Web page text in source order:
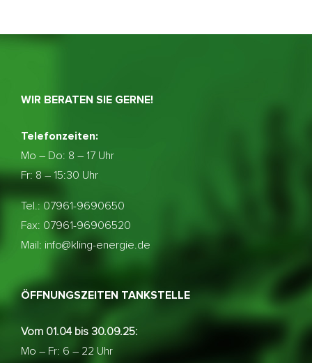
WIR BERATEN SIE GERNE!
Telefonzeiten:
Mo – Do: 8 – 17 Uhr
Fr: 8 – 15:30 Uhr
Tel.: 07961-9690650
Fax: 07961-96906520
Mail: info@kling-energie.de
ÖFFNUNGSZEITEN TANKSTELLE
Vom 01.04 bis 30.09.25:
Mo – Fr: 6 – 22 Uhr